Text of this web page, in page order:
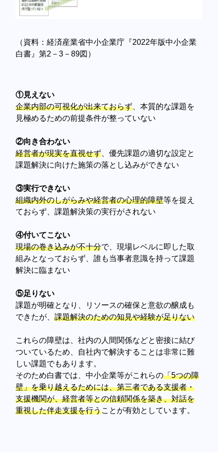
（資料：経済産業省中小企業庁『2022年版中小企業
白書』第2－3－89図）
①見えない
企業内部の可視化が出来ておらず 、本質的な課題を
見極めるための前提条件が整っていない
②向き合わない
経営者が現実を直視せず 、優先課題の適切な設定と
課題解決に向けた施策の落とし込みができない
③実行できない
組織内外のしがらみや経営者の心理的障壁等を捉え
ておらず、課題解決策の実行がされない
④付いてこない
現場の巻き込みが不十分で、現場レベルに即した取
組みとなっておらず、誰も当事者意識を持って課題
解決に臨まない
⑤足りない
課題が明確となり、リソースの確保と意欲の醸成も
できたが、課題解決のための知見や経験が足りない
これらの障壁は、社内の人間関係などと密接に結び
ついているため、自社内で解決することは非常に難
しい課題でもあります。
そのため白書では、中小企業等がこれらの「5つの障
壁」を乗り越えるためには、第三者である支援者・
支援機関が、経営者等との信頼関係を築き、対話を
重視した伴走支援を行うことが有効としています。